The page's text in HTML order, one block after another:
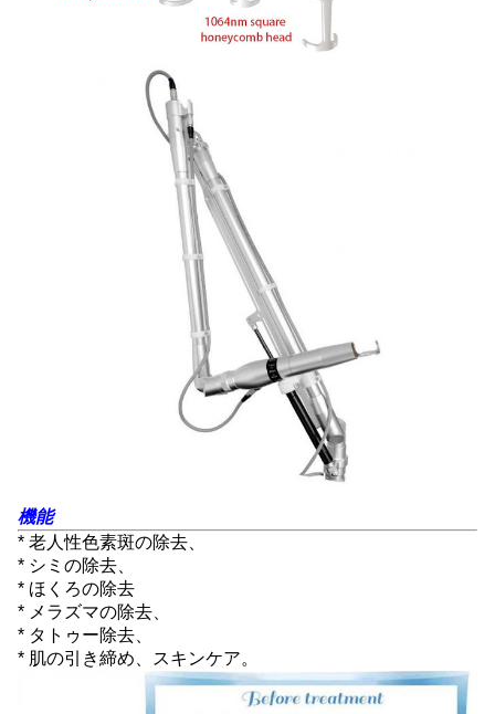
機能
* 老人性色素斑の除去、
* シミの除去、
* ほくろの除去
* メラズマの除去、
* タトゥー除去、
* 肌の引き締め、スキンケア。